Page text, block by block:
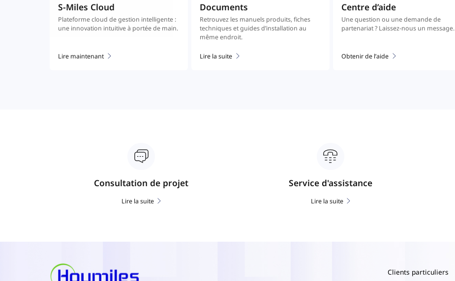
S-Miles Cloud
Plateforme cloud de gestion intelligente :
une innovation intuitive à portée de main.
Lire maintenant
Documents
Retrouvez les manuels produits, fiches
techniques et guides d’installation au
même endroit.
Lire la suite
Centre d’aide
Une question ou une demande de
partenariat ? Laissez-nous un message.
Obtenir de l’aide
Consultation de projet
Lire la suite
Service d'assistance
Lire la suite
Clients particuliers